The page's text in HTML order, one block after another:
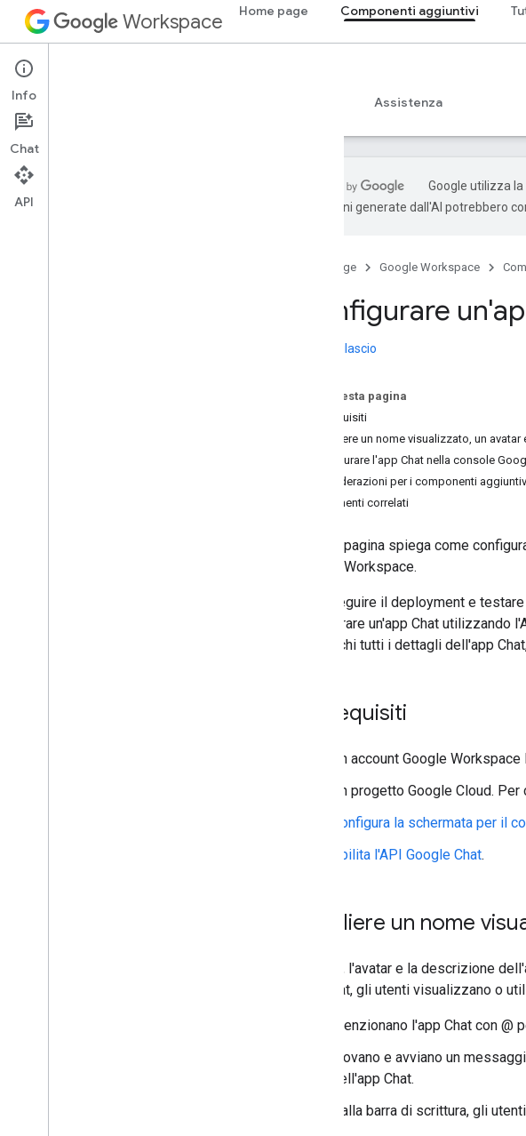
Workspace Home page Componenti aggiuntivi
Add-ons
Panoramica Assistenza
Google utilizza
traduzioni generate dall'AI potrebbero
Home page Google Workspace
Configurare
Note di rilascio
Su questa pagina
Prerequisiti
Scegliere un nome visualizzato, un
Configurare l'app Chat nella console
Considerazioni per i componenti
Argomenti correlati
Questa pagina spiega come
Google Workspace.
Per eseguire il deployment e
configurare un'app Chat
specifichi tutti i dettagli dell'app
Prerequisiti
Un account Google
Un progetto Google Cloud.
Configura la schermata per il
Abilita l'API Google Chat.
Scegliere un nome
Il nome, l'avatar e la descrizione
app Chat, gli utenti visualizzano o
Menzionano l'app Chat con
Trovano e avviano un
dell'app Chat.
Dalla barra di scrittura, gli
Info
Chat
API